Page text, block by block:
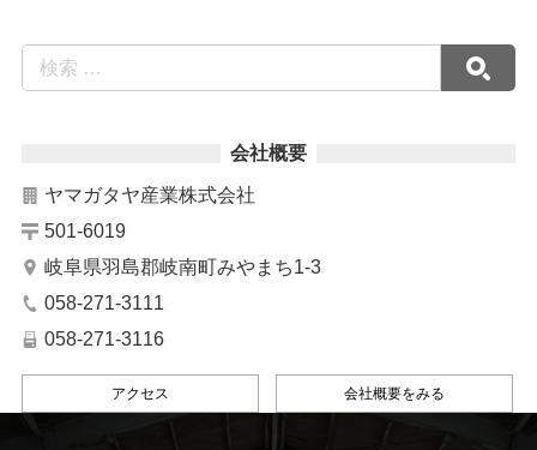
会社概要
ヤマガタヤ産業株式会社
501-6019
岐阜県羽島郡岐南町みやまち1-3
058-271-3111
058-271-3116
アクセス 会社概要をみる